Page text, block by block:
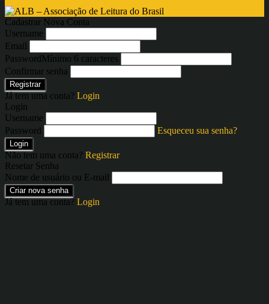
Cadastrar Nova Conta
Username
Email
PasswordMínimo 6 caracteres
Confirmar senha
Registrar
Já tem uma conta? Login
Login
Username
Password
Esqueceu sua senha?
Login
Não tem uma conta? Registrar
Resetar Senha
Nome de usuário ou E-mail
Criar nova senha
Já tem uma conta? Login